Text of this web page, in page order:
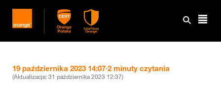
19 października 2023 14:07·2 minuty czytania
(Aktualizacja:31 października 2023 12:37)